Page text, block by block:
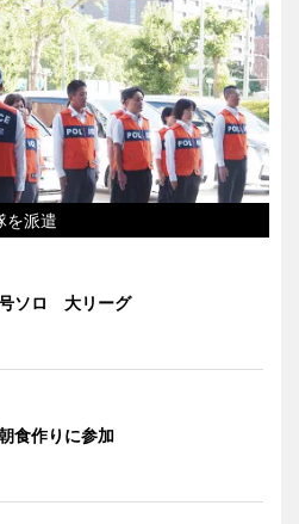
を派遣
ソロ 大リーグ
食作りに参加